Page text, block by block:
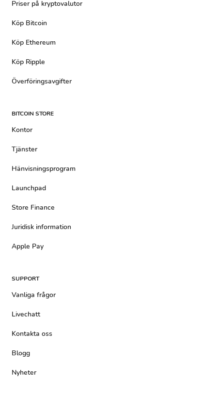
Priser på kryptovalutor
Köp Bitcoin
Köp Ethereum
Köp Ripple
Överföringsavgifter
BITCOIN STORE
Kontor
Tjänster
Hänvisningsprogram
Launchpad
Store Finance
Juridisk information
Apple Pay
SUPPORT
Vanliga frågor
Livechatt
Kontakta oss
Blogg
Nyheter